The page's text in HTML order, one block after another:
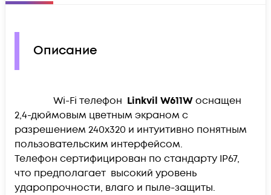
Описание
Wi-Fi телефон Linkvil W611Wоснащен
2,4-дюймовым цветным экраном с
разрешением 240x320 и интуитивно понятным
пользовательским интерфейсом.
Телефон cертифицирован по стандарту IP67,
что предполагает высокий уровень
ударопрочности, влаго и пыле-защиты.